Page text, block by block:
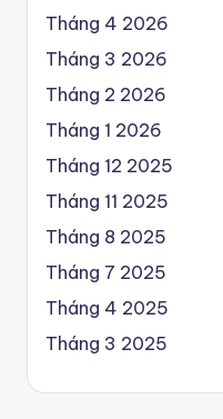
Tháng 4 2026
Tháng 3 2026
Tháng 2 2026
Tháng 1 2026
Tháng 12 2025
Tháng 11 2025
Tháng 8 2025
Tháng 7 2025
Tháng 4 2025
Tháng 3 2025